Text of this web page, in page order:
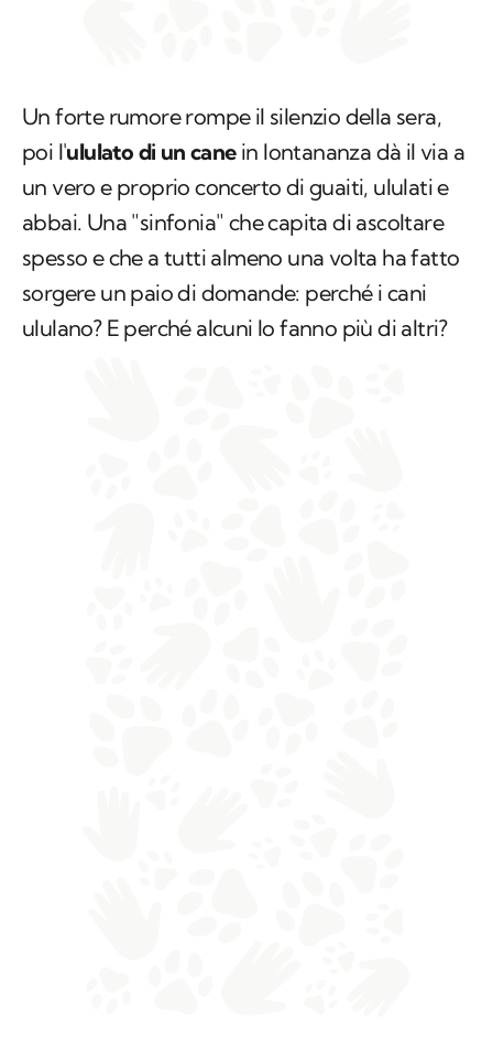
Un forte rumore rompe il silenzio della sera,
poi l'ululato di un canein lontananza dà il via a
un vero e proprio concerto di guaiti, ululati e
abbai. Una "sinfonia" che capita di ascoltare
spesso e che a tutti almeno una volta ha fatto
sorgere un paio di domande: perché i cani
ululano? E perché alcuni lo fanno più di altri?